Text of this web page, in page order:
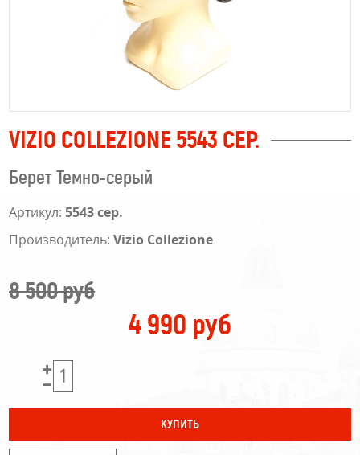
VIZIO COLLEZIONE 5543 СЕР.
Берет Темно-серый
Артикул: 5543 сер.
Производитель: Vizio Collezione
8 500 руб
4 990 руб